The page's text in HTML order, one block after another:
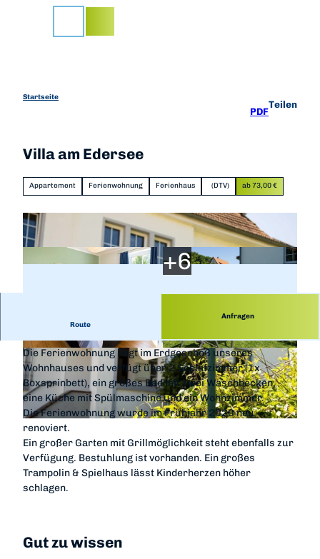
Startseite
PDF
Teilen
Villa am Edersee
Appartement Ferienwohnung Ferienhaus (DTV) ab 73,00 €
© im-web.de/ Edersee Marketing GmbH
© im-web.de/ Edersee Marketing GmbH © im-web.de/ Edersee Marketing GmbH
Route
Anfragen
4 Gesamt- Betten (1 Ferienwohnung)
Die Ferienwohnung liegt im Erdgeschoß unseres
Wohnhauses und verfügt über 2 Schlafzimmer (1x
Boxsprinbett), ein großes Bad mit zwei Waschbecken,
eine Küche mit Spülmaschine und ein Wohnzimmer.
Die Ferienwohnung wurde im Frühjahr 2020 neu
renoviert.
Ein großer Garten mit Grillmöglichkeit steht ebenfalls zur
Verfügung. Bestuhlung ist vorhanden. Ein großes
Trampolin & Spielhaus lässt Kinderherzen höher
schlagen.
Gut zu wissen